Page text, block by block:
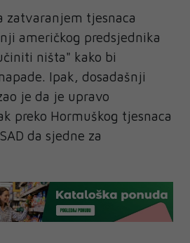
zatvaranjem tjesnaca
američkog predsjednika
ništa" kako bi
Ipak, dosadašnji
je da je upravo
preko Hormuškog tjesnaca
da sjedne za